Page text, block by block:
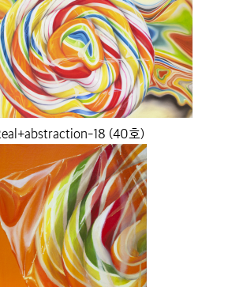
18 (40호)